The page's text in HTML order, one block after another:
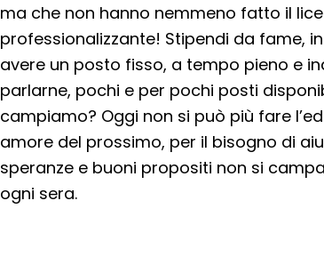
ma che non hanno nemmeno fatto il
professionalizzante! Stipendi da fame,
avere un posto fisso, a tempo pieno e
parlarne, pochi e per pochi posti
campiamo? Oggi non si può più fare
amore del prossimo, per il bisogno di
speranze e buoni propositi non si
ogni sera.